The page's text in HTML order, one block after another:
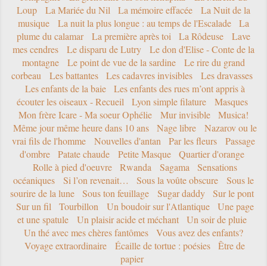
Loup
La Mariée du Nil La mémoire effacée
La Nuit de la
musique
La nuit la plus longue : au temps de l'Escalade
La
plume du calamar
La première après toi La Rôdeuse
Lave
mes cendres
Le disparu de Lutry
Le don d'Elise - Conte de la
montagne
Le point de vue de la sardine
Le rire du grand
corbeau
Les battantes Les cadavres invisibles
Les dravasses
Les enfants de la baie
Les enfants des rues m’ont appris à
écouter les oiseaux - Recueil
Lyon simple filature
Masques
Mon frère Icare - Ma soeur Ophélie
Mur invisible
Musica!
Même jour même heure dans 10 ans
Nage libre
Nazarov ou le
vrai fils de l'homme
Nouvelles d'antan Par les fleurs
Passage
d'ombre
Patate chaude Petite Masque
Quartier d'orange
Rolle à pied d'oeuvre
Rwanda Sagama
Sensations
océaniques
Si l’on revenait… Sous la voûte obscure
Sous le
sourire de la lune
Sous ton feuillage Sugar daddy
Sur le pont
Sur un fil
Tourbillon Un boudoir sur l'Atlantique
Une page
et une spatule
Un plaisir acide et méchant
Un soir de pluie
Un thé avec mes chères fantômes
Vous avez des enfants?
Voyage extraordinaire
Écaille de tortue : poésies
Être de
papier